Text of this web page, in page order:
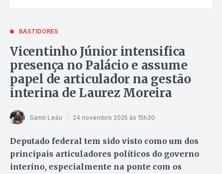
BASTIDORES
Vicentinho Júnior intensifica
presença no Palácio e assume
papel de articulador na gestão
interina de Laurez Moreira
Samir Leão 24 novembro 2025 às 15h30
Deputado federal tem sido visto como um dos
principais articuladores políticos do governo
interino, especialmente na ponte com os